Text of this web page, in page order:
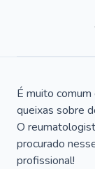
É muito
queixas sobre
O
procurado
profissional!